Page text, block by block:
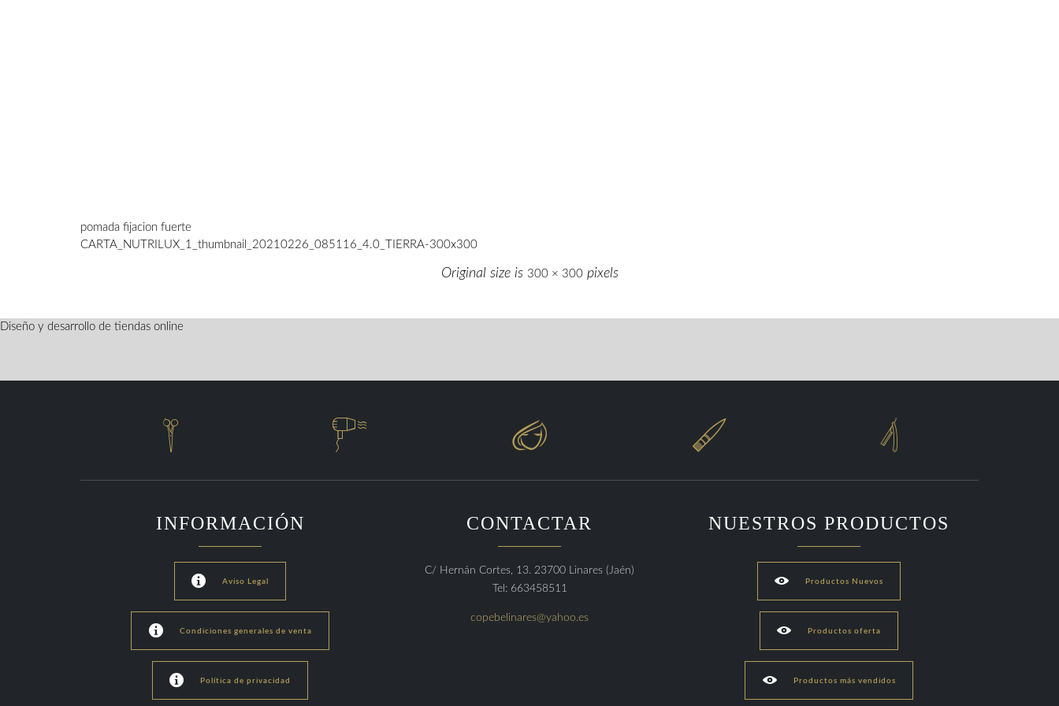
pomada fijacion fuerte
CARTA_NUTRILUX_1_thumbnail_20210226_085116_4.0_TIERRA-300x300
Original size is 300 × 300pixels
    
INFORMACIÓN
 Aviso Legal
 Condiciones generales de venta
 Política de privacidad
CONTACTAR
C/ Hernán Cortes, 13. 23700 Linares (Jaén)
Tel: 663458511
copebelinares@yahoo.es
NUESTROS PRODUCTOS
 Productos Nuevos
 Productos oferta
 Productos más vendidos
Diseño y desarrollo de tiendas online